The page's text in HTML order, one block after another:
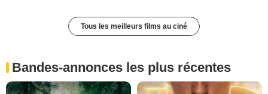
Tous les meilleurs films au ciné
Bandes-annonces les plus récentes